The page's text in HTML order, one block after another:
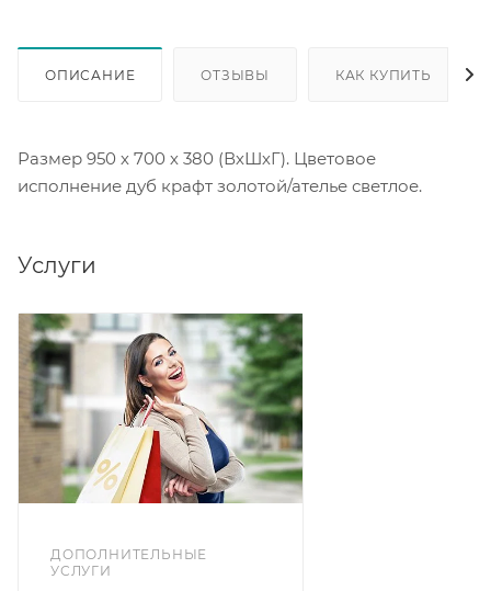
ОПИСАНИЕ ОТЗЫВЫ КАК КУПИТЬ
Размер 950 х 700 х 380 (ВхШхГ). Цветовое
исполнение дуб крафт золотой/ателье светлое.
Услуги
ДОПОЛНИТЕЛЬНЫЕ
УСЛУГИ